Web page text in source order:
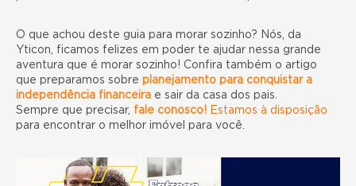
O que achou deste guia para morar sozinho? Nós, da
Yticon, ficamos felizes em poder te ajudar nessa grande
aventura que é morar sozinho! Confira também o artigo
que preparamos sobre planejamento para conquistar a
independência financeira e sair da casa dos pais.
Sempre que precisar, fale conosco! Estamos à disposição
para encontrar o melhor imóvel para você.